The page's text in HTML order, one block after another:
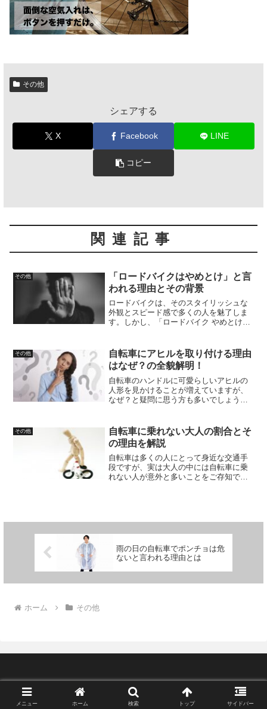
その他
シェアする
X Facebook LINE
コピー
関連記事
その他
「ロードバイクはやめとけ」と言
われる理由とその背景
ロードバイクは、そのスタイリッシュな
外観とスピード感で多くの人を魅了しま
す。しかし、「ロードバイク やめとけ」
いているかもしれません。この記事で
は、ロードバイクを趣味と...
その他
自転車にアヒルを取り付ける理由
はなぜ？の全貌解明！
自転車のハンドルに可愛らしいアヒルの
人形を見かけることが増えていますが、
なぜ？と疑問に思う方も多いでしょう。
存在します。この記事では、自転車にア
ヒルの人形を取り付ける理...
その他
自転車に乗れない大人の割合とそ
の理由を解説
自転車は多くの人にとって身近な交通手
段ですが、実は大人の中には自転車に乗
れない人が意外と多いことをご存知でし
雨の日の自転車でポンチョは危
ないと言われる理由とは
ホーム その他
Copyright © 2023 charinavi All Rights Reserved.
メニュー ホーム 検索 トップ サイドバー